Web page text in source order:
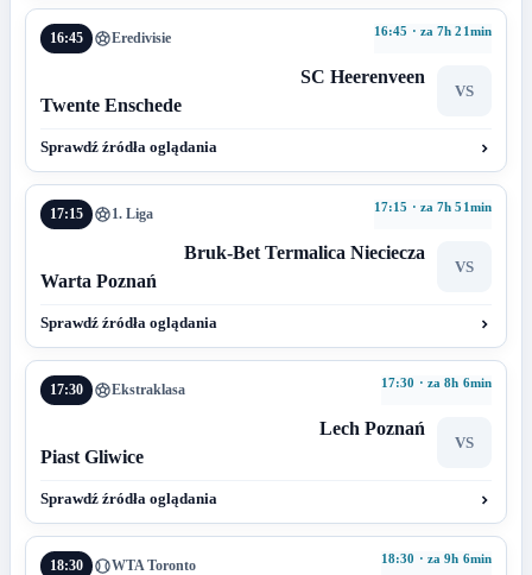
16:45 Eredivisie 16:45 · za 7h 21min
SC Heerenveen
VS
Twente Enschede
Sprawdź źródła oglądania
17:15 1. Liga 17:15 · za 7h 51min
Bruk-Bet Termalica Nieciecza
VS
Warta Poznań
Sprawdź źródła oglądania
17:30 Ekstraklasa 17:30 · za 8h 6min
Lech Poznań
VS
Piast Gliwice
Sprawdź źródła oglądania
18:30 WTA Toronto 18:30 · za 9h 6min